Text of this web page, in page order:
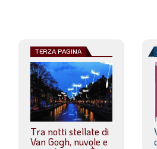
TERZA PAGINA
Tra notti stellate di
Van Gogh, nuvole e